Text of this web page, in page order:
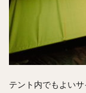
テント内でもよい